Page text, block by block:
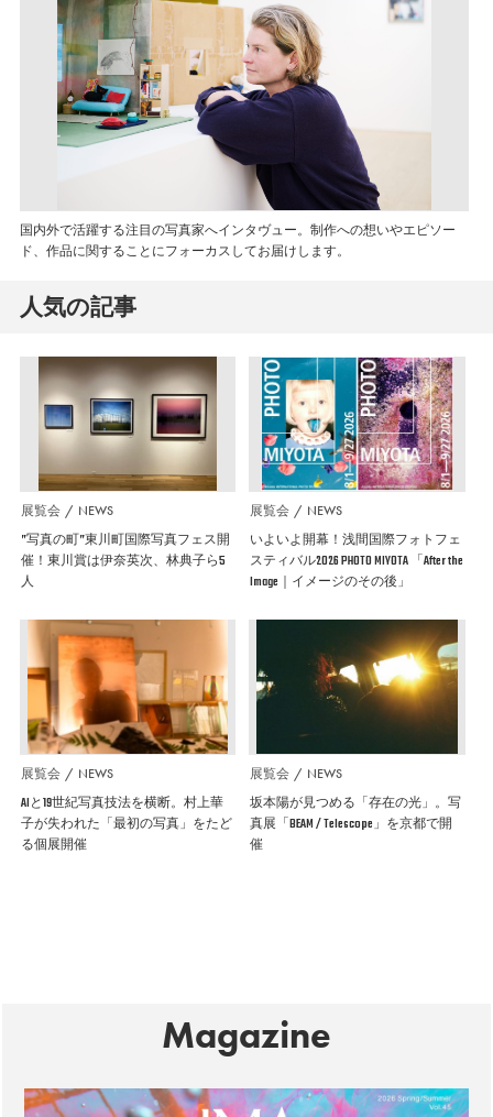
国内外で活躍する注目の写真家へインタヴュー。制作への想いやエピソー
ド、作品に関することにフォーカスしてお届けします。
人気の記事
展覧会 NEWS
”写真の町”東川町国際写真フェス開
催！東川賞は伊奈英次、林典子ら5
人
展覧会 NEWS
いよいよ開幕！浅間国際フォトフェ
スティバル2026 PHOTO MIYOTA 「After the
Image｜イメージのその後」
展覧会 NEWS
AIと19世紀写真技法を横断。村上華
子が失われた「最初の写真」をたど
る個展開催
展覧会 NEWS
坂本陽が見つめる「存在の光」。写
真展「BEAM / Telescope」を京都で開
催
Magazine